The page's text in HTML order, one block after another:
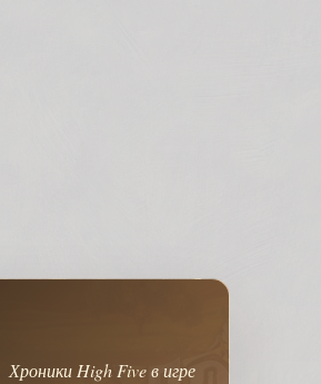
Хроники High Five в игре